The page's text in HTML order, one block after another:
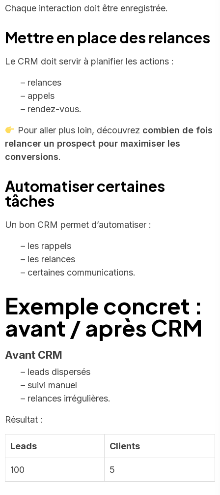
Chaque interaction doit être enregistrée.
Mettre en place des relances
Le CRM doit servir à planifier les actions :
– relances
– appels
– rendez-vous.
Pour aller plus loin, découvrez combien de fois
relancer un prospect pour maximiser les
conversions.
Automatiser certaines
tâches
Un bon CRM permet d’automatiser :
– les rappels
– les relances
– certaines communications.
Exemple concret :
avant / après CRM
Avant CRM
– leads dispersés
– suivi manuel
– relances irrégulières.
Résultat :
Leads Clients
100 5